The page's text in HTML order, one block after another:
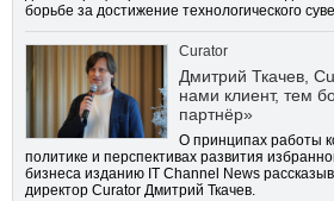
борьбе за достижение технологического
Curator
Дмитрий Ткачев,
нами клиент, тем
партнёр»
О принципах работы
политике и перспективах развития
бизнеса изданию IT Channel News
директор Curator Дмитрий Ткачев.